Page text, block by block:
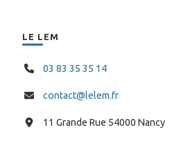
LE LEM
03 83 35 35 14
contact@lelem.fr
11 Grande Rue 54000 Nancy